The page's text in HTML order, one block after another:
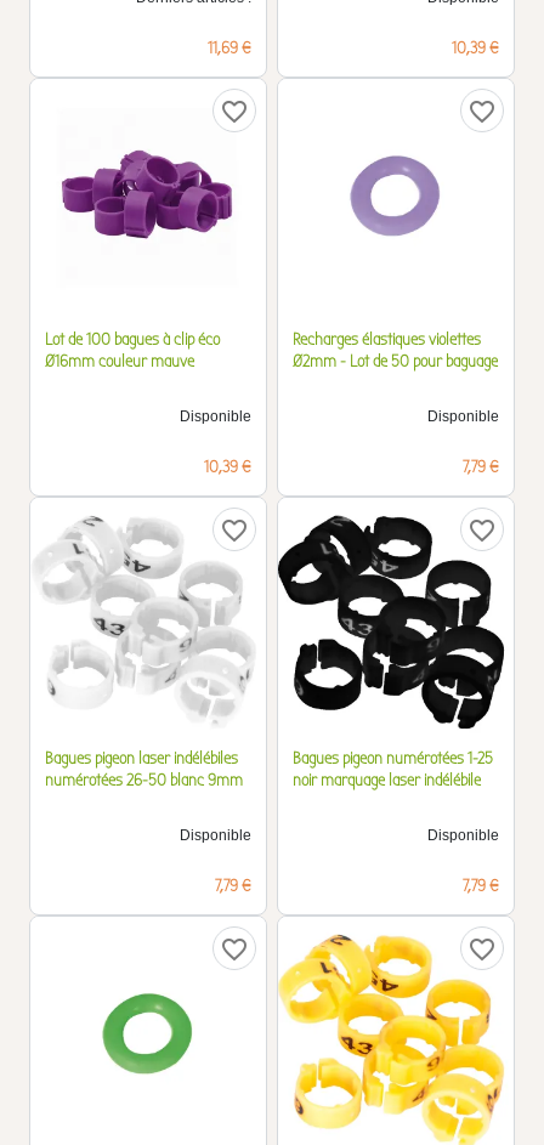
Prix
11,69 € Prix
10,39 €
favorite_border
Lot de 100 bagues à clip éco
Ø16mm couleur mauve
Disponible
Prix
10,39 €
favorite_border
Recharges élastiques violettes
Ø2mm - Lot de 50 pour baguage
Disponible
Prix
7,79 €
favorite_border
Bagues pigeon laser indélébiles
numérotées 26-50 blanc 9mm
Disponible
Prix
7,79 €
favorite_border
Bagues pigeon numérotées 1-25
noir marquage laser indélébile
Disponible
Prix
7,79 €
favorite_border favorite_border